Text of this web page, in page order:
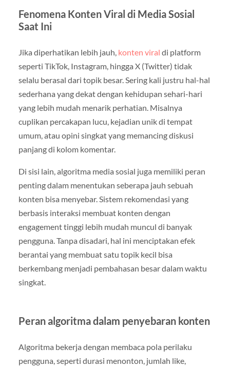
Fenomena Konten Viral di Media Sosial
Saat Ini
Jika diperhatikan lebih jauh, konten viral di platform
seperti TikTok, Instagram, hingga X (Twitter) tidak
selalu berasal dari topik besar. Sering kali justru hal-hal
sederhana yang dekat dengan kehidupan sehari-hari
yang lebih mudah menarik perhatian. Misalnya
cuplikan percakapan lucu, kejadian unik di tempat
umum, atau opini singkat yang memancing diskusi
panjang di kolom komentar.
Di sisi lain, algoritma media sosial juga memiliki peran
penting dalam menentukan seberapa jauh sebuah
konten bisa menyebar. Sistem rekomendasi yang
berbasis interaksi membuat konten dengan
engagement tinggi lebih mudah muncul di banyak
pengguna. Tanpa disadari, hal ini menciptakan efek
berantai yang membuat satu topik kecil bisa
berkembang menjadi pembahasan besar dalam waktu
singkat.
Peran algoritma dalam penyebaran konten
Algoritma bekerja dengan membaca pola perilaku
pengguna, seperti durasi menonton, jumlah like,